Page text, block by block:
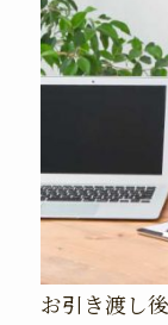
お引き渡し